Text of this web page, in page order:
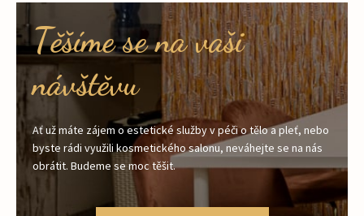
Těšíme se na vaši
návštěvu
Ať už máte zájem o estetické služby v péči o tělo a pleť, nebo
byste rádi využili kosmetického salonu, neváhejte se na nás
obrátit. Budeme se moc těšit.